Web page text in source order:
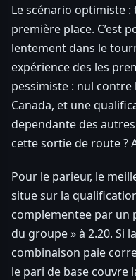
Le scénario optimiste
première place. C’est
lentement dans le
expérience des les
pessimiste : nul
Canada, et une
dependante des
cette sortie de route ?
Pour le parieur, le
situe sur la
complementee par un
du groupe » à 2.20. Si
combinaison paie
le pari de base couvre